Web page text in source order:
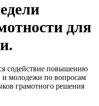
для
содействие повышению
и молодежи по вопросам
грамотного решения